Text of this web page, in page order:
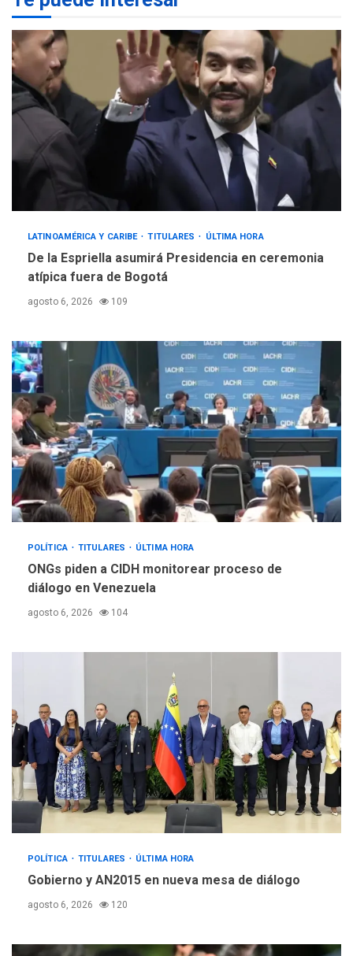
3
ÚLTIMA HORA
Gobierno y AN2015 en
nueva mesa de diálogo
INTERNACIONALES ÚLTIMA HORA
Hiroshima 81 años de la
debacle atómica. Japón
debate principios no
5
ÚLTIMA HORA
Trump vuelve intenta
nuevamente limitar
ciudadanía por nacimiento
LATINOAMÉRICA Y CARIBE TITULARES ÚLTIMA HORA
De la Espriella asumirá Presidencia en ceremonia
atípica fuera de Bogotá
agosto 6, 2026 109
POLÍTICA TITULARES ÚLTIMA HORA
ONGs piden a CIDH monitorear proceso de
diálogo en Venezuela
agosto 6, 2026 104
POLÍTICA TITULARES ÚLTIMA HORA
Gobierno y AN2015 en nueva mesa de diálogo
agosto 6, 2026 120